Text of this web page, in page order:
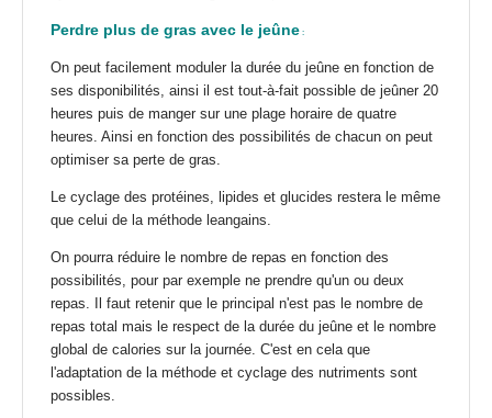
Perdre plus de gras avec le jeûne :
On peut facilement moduler la durée du jeûne en fonction de
ses disponibilités, ainsi il est tout-à-fait possible de jeûner 20
heures puis de manger sur une plage horaire de quatre
heures. Ainsi en fonction des possibilités de chacun on peut
optimiser sa perte de gras.
Le cyclage des protéines, lipides et glucides restera le même
que celui de la méthode leangains.
On pourra réduire le nombre de repas en fonction des
possibilités, pour par exemple ne prendre qu'un ou deux
repas. Il faut retenir que le principal n'est pas le nombre de
repas total mais le respect de la durée du jeûne et le nombre
global de calories sur la journée. C'est en cela que
l'adaptation de la méthode et cyclage des nutriments sont
possibles.